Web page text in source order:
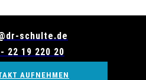
schulte.de
22 19 220 20
AUFNEHMEN